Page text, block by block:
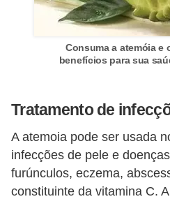
Consuma a atemóia e
benefícios para sua
Tratamento de
A atemoia pode ser usada
infecções de pele e
furúnculos, eczema,
constituinte da vitamina C.